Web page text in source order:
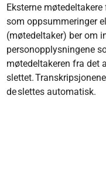
Eksterne
som oppsummeringer
(møtedeltaker) ber om
personopplysningene
møtedeltakeren fra det
slettet.
de slettes automatisk.